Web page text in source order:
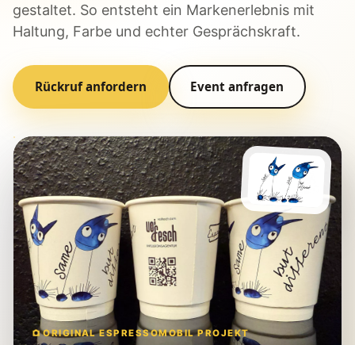
gestaltet. So entsteht ein Markenerlebnis mit
Haltung, Farbe und echter Gesprächskraft.
Rückruf anfordern Event anfragen
ORIGINAL ESPRESSOMOBIL PROJEKT